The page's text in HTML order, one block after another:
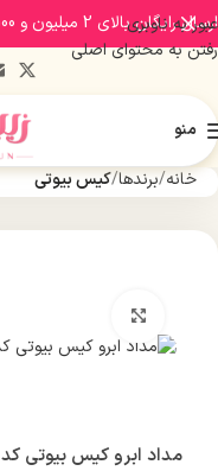
عبور به ناوبری
رفتن به محتوای اصلی
منو
خانه برندها کیس بیوتی
مداد ابرو کیس بیوتی کد R41
ارسال رایگان بالای 2 میلیون و 500 هزار تومان (تا 5 کیلوگرم)